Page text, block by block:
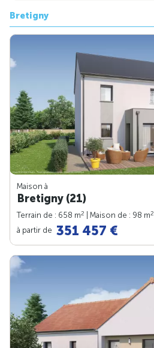
Bretigny
Maison à
Bretigny (21)
Terrain de : 658 m2 | Maison de : 98 m2
à partir de 351 457 €